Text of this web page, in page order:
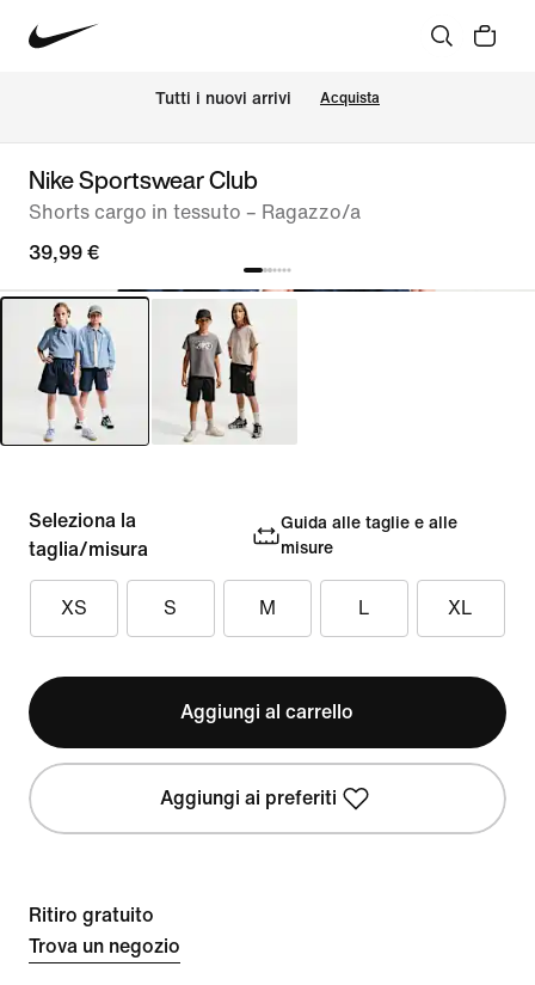
Tutti i nuovi arrivi Acquista
Nike Sportswear Club
Shorts cargo in tessuto – Ragazzo/a
39,99 €
Seleziona la
taglia/misura
Guida alle taglie e alle
misure
XS S M L XL
Aggiungi al carrello
Aggiungi ai preferiti
Ritiro gratuito
Trova un negozio